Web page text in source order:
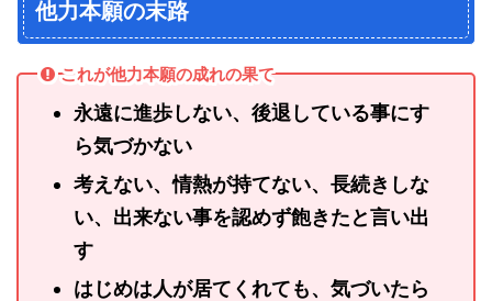
他力本願の末路
これが他力本願の成れの果て
永遠に進歩しない、後退している事にす
ら気づかない
考えない、情熱が持てない、長続きしな
い、出来ない事を認めず飽きたと言い出
す
はじめは人が居てくれても、気づいたら